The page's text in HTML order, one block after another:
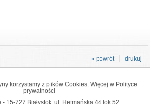
drukuj
« powrót
korzystamy z plików Cookies. Więcej w Polityce
prywatności
- 15-727 Białystok, ul. Hetmańska 44 lok 52